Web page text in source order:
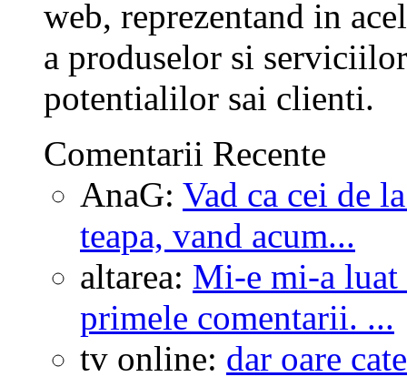
web, reprezentand in
a produselor si
potentialilor sai clienti.
Comentarii Recente
AnaG: Vad ca cei de
teapa, vand acum...
altarea: Mi-e mi-a luat
primele comentarii. ...
tv online: dar oare